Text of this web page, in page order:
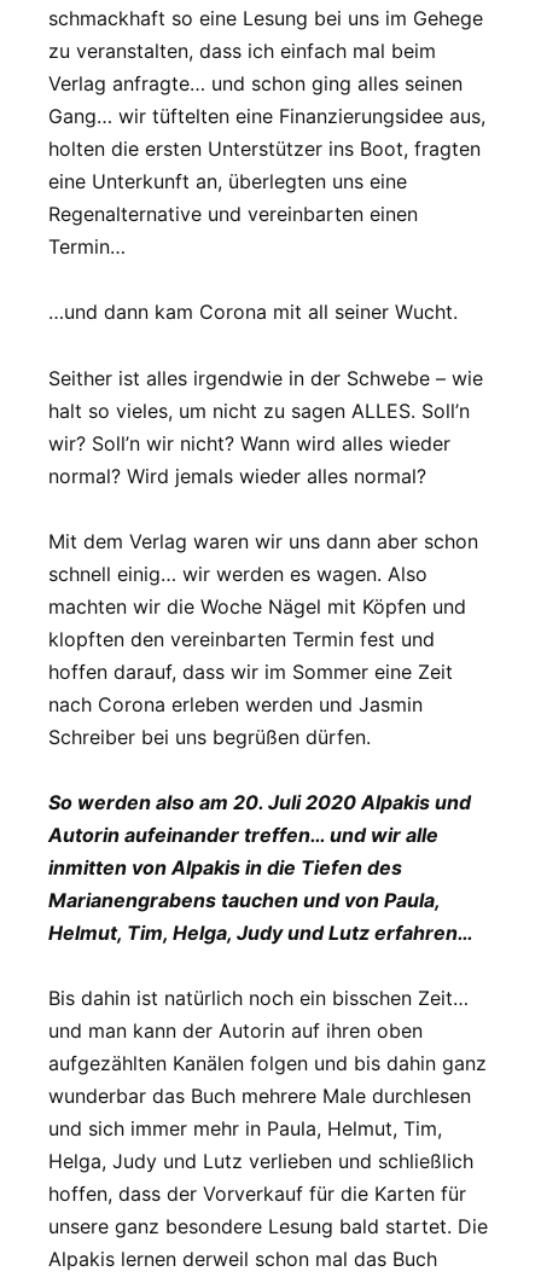
schmackhaft so eine Lesung bei uns im Gehege
zu veranstalten, dass ich einfach mal beim
Verlag anfragte… und schon ging alles seinen
Gang… wir tüftelten eine Finanzierungsidee aus,
holten die ersten Unterstützer ins Boot, fragten
eine Unterkunft an, überlegten uns eine
Regenalternative und vereinbarten einen
Termin…
…und dann kam Corona mit all seiner Wucht.
Seither ist alles irgendwie in der Schwebe – wie
halt so vieles, um nicht zu sagen ALLES. Soll’n
wir? Soll’n wir nicht? Wann wird alles wieder
normal? Wird jemals wieder alles normal?
Mit dem Verlag waren wir uns dann aber schon
schnell einig… wir werden es wagen. Also
machten wir die Woche Nägel mit Köpfen und
klopften den vereinbarten Termin fest und
hoffen darauf, dass wir im Sommer eine Zeit
nach Corona erleben werden und Jasmin
Schreiber bei uns begrüßen dürfen.
So werden also am 20. Juli 2020 Alpakis und
Autorin aufeinander treffen… und wir alle
inmitten von Alpakis in die Tiefen des
Marianengrabens tauchen und von Paula,
Helmut, Tim, Helga, Judy und Lutz erfahren…
Bis dahin ist natürlich noch ein bisschen Zeit…
und man kann der Autorin auf ihren oben
aufgezählten Kanälen folgen und bis dahin ganz
wunderbar das Buch mehrere Male durchlesen
und sich immer mehr in Paula, Helmut, Tim,
Helga, Judy und Lutz verlieben und schließlich
hoffen, dass der Vorverkauf für die Karten für
unsere ganz besondere Lesung bald startet. Die
Alpakis lernen derweil schon mal das Buch